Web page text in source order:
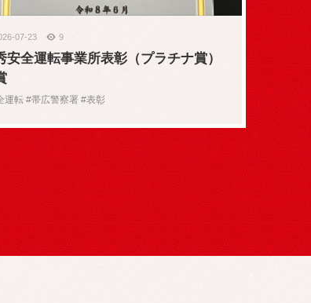
07-23 9
安全運転事業所表彰（プラチナ賞）
運転 #帯広警察署 #表彰